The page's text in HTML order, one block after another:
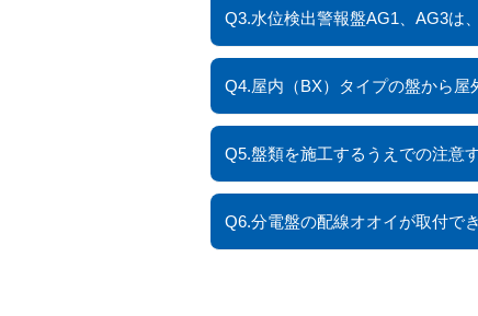
Q3.水位検出警報盤AG1、AG3は
Q4.屋内（BX）タイプの盤から
Q5.盤類を施工するうえでの注意
Q6.分電盤の配線オオイが取付で